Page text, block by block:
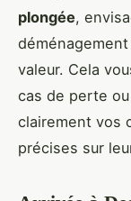
plongée,
valeur. Cela
cas de perte
clairement vos
précises sur